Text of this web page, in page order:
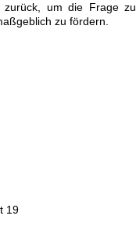
zurück, um die Frage zu
zu fördern.
19